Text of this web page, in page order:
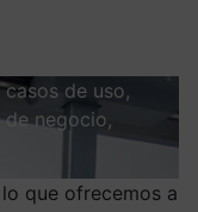
de uso,
negocio,
que ofrecemos a